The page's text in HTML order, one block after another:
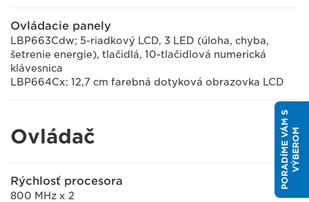
Ovládacie panely
LBP663Cdw; 5-riadkový LCD, 3 LED (úloha, chyba,
šetrenie energie), tlačidlá, 10-tlačidlová numerická
klávesnica
LBP664Cx: 12,7 cm farebná dotyková obrazovka LCD
Ovládač
Rýchlosť procesora
800 MHz x 2
P
O
R
A
D
Í
M
E
VÁ
M
S
V
Ý
B
E
R
OM